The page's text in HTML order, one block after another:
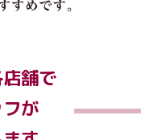
舗で
が